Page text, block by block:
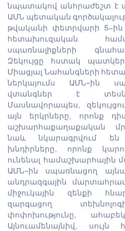
նպատակով անհրաժեշտ է
ԱՄՆ պետական
թվականի փետրվարի 5-
հետախուզական
սպառնալիքների
Զեկույցը հստակ
Միացյալ Նահանգների
ներկայումս ԱՄՆ-ին
վտանգներ է
Մասնավորապես,
այն երկրները, որոնք
աշխարհաքաղաքական
նաև նկարագրվում են
խնդիրները, որոնք
ունենալ համաշխարհային
ԱՄՆ-ին սպառնացող
անդրազգային
միջուկային զենքի
զարգացող
փոփոխությունը,
Այնուամենայնիվ, սույն